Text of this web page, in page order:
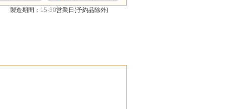
製造期間： 15-30営業日(予約品除外)